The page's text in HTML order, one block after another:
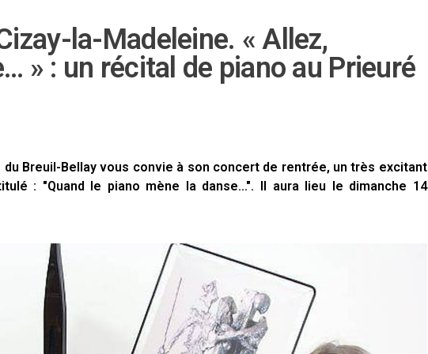
la-Madeleine. « Allez,
» : un récital de piano au Prieuré
Breuil-Bellay vous convie à son concert de rentrée, un très excitant
: "Quand le piano mène la danse...". Il aura lieu le dimanche 14